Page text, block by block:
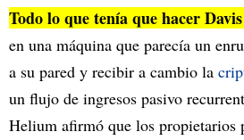
Todo lo que tenía que hacer
en una máquina que parecía un
a su pared y recibir a cambio la
un flujo de ingresos pasivo
Helium afirmó que los propietarios